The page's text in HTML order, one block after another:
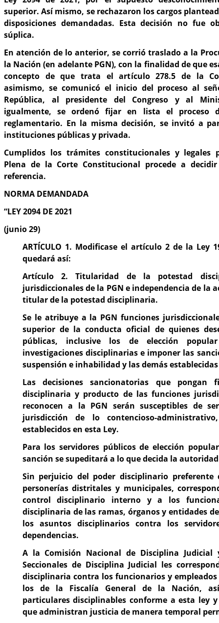
superior. Así mismo, se rechazaron los cargos
disposiciones demandadas. Esta decisión no fue
súplica.
En atención de lo anterior, se corrió traslado a la
la Nación (en adelante PGN), con la finalidad de que
concepto de que trata el artículo 278.5 de la
asimismo, se comunicó el inicio del proceso al
República, al presidente del Congreso y al
igualmente, se ordenó fijar en lista el proceso
reglamentario. En la misma decisión, se invitó a
instituciones públicas y privada.
Cumplidos los trámites constitucionales y legales
Plena de la Corte Constitucional procede a
referencia.
NORMA DEMANDADA
“LEY 2094 DE 2021
(junio 29)
ARTÍCULO 1. Modificase el artículo 2 de la Ley
quedará así:
Artículo 2. Titularidad de la potestad
jurisdiccionales de la PGN e independencia de la
titular de la potestad disciplinaria.
Se le atribuye a la PGN funciones
superior de la conducta oficial de quienes
públicas, inclusive los de elección
investigaciones disciplinarias e imponer las
suspensión e inhabilidad y las demás
Las decisiones sancionatorias que
disciplinaria y producto de las funciones
reconocen a la PGN serán susceptibles de
jurisdicción de lo contencioso-
establecidos en esta Ley.
Para los servidores públicos de elección
sanción se supeditará a lo que decida la
Sin perjuicio del poder disciplinario preferente
personerías distritales y municipales,
control disciplinario interno y a los
disciplinaria de las ramas, órganos y entidades
los asuntos disciplinarios contra los
dependencias.
A la Comisión Nacional de Disciplina Judicial
Seccionales de Disciplina Judicial les
disciplinaria contra los funcionarios y
los de la Fiscalía General de la Nación,
particulares disciplinables conforme a esta ley
que administran justicia de manera temporal